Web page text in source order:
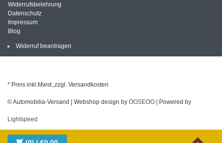
Widerrufsbelehrung
Datenschutz
Impressum
Blog
Widerruf beantragen
* Preis inkl.Mwst.,zzgl. Versandkosten
© Automobilia-Versand | Webshop design by OOSEOO | Powered by
Lightspeed